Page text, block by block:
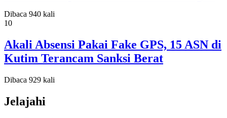
Dibaca 940 kali
10
Akali Absensi Pakai Fake GPS, 15 ASN di
Kutim Terancam Sanksi Berat
Dibaca 929 kali
Jelajahi